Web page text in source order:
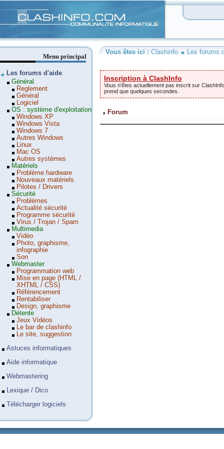
Vous êtes ici : Clashinfo Les forums
Inscription à ClashInfo
Vous n'êtes actuellement pas inscrit sur
prend que quelques secondes.
Forum
Menu principal
Les forums d'aide
Général
Reglement
Général
Logiciel
OS : système d'exploitation
Windows XP
Windows Vista
Windows 7
Autres Windows
Linux
Mac OS
Autres systèmes
Matériels
Problème hardware
Nouveaux matériels
Pilotes / Drivers
Sécurité
Problèmes
Actualité sécurité
Programme sécurité
Virus / Trojan / Spam
Multimedia
Vidéo
Photo, graphisme,
infographie
Son
Webmaster
Programmation web
Mise en page (HTML /
XHTML / CSS)
Référencement
Rentabiliser
Design, graphisme
Détente
Jeux Vidéos
Le bar de clashinfo
Le site, suggestion
Astuces informatiques
Aide informatique
Webmastering
Lexique / Dico
Télécharger logiciels